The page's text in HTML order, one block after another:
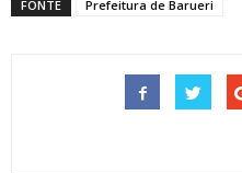
FONTE Prefeitura de Barueri